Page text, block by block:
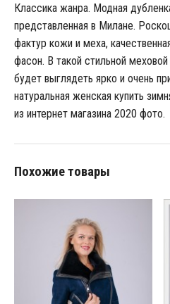
Классика жанра. Модная
представленная в Милане.
фактур кожи и меха,
фасон. В такой стильной
будет выглядеть ярко и очень
натуральная женская купить
из интернет магазина 2020 фото.
Похожие товары